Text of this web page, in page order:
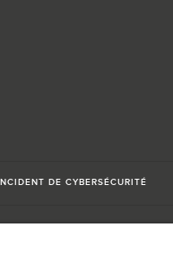
DE CYBERSÉCURITÉ